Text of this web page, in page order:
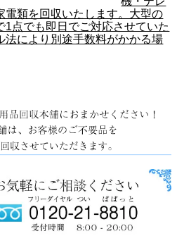
電類を回収いたします。大型の
1点でも即日でご対応させていた
により別途手数料がかかる場